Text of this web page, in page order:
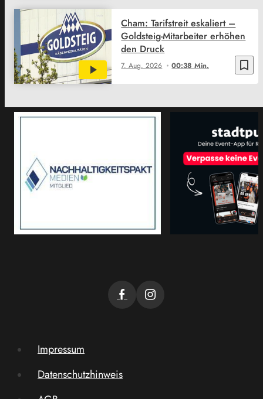
bookmark_border
7. Aug. 2026 00:38 Min.
Cham: Tarifstreit eskaliert –
Goldsteig-Mitarbeiter erhöhen
den Druck
Impressum
Datenschutzhinweis